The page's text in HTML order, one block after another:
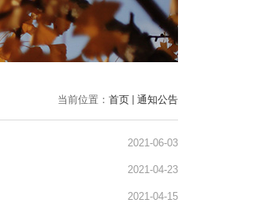
当前位置： 首页 通知公告
2021-06-03
2021-04-23
2021-04-15